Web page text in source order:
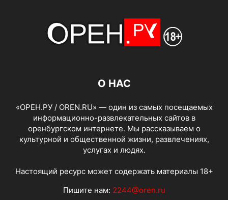
О НАС
«ОРЕН.РУ / OREN.RU» — один из самых посещаемых
информационно-развлекательных сайтов в
оренбургском интернете. Мы рассказываем о
культурной и общественной жизни, развлечениях,
услугах и людях.
Настоящий ресурс может содержать материалы 18+
Пишите нам: 2244@oren.ru